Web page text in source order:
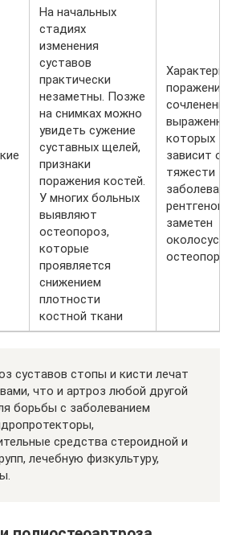
На начальных
стадиях
изменения
суставов
практически
незаметны. Позже
на снимках можно
увидеть сужение
суставных щелей,
признаки
поражения костей.
У многих больных
выявляют
остеопороз,
которые
проявляется
снижением
плотности
костной ткани
Характерны
поражения
сочленений,
которых
зависит от
тяжести
заметен
остеопороз
суставов стопы и кисти лечат
что и артроз любой другой
борьбы с заболеванием
средства стероидной и
лечебную физкультуру,